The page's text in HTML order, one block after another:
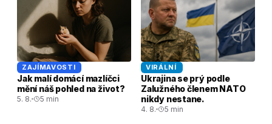
ZAJÍMAVOSTI
Jak malí domácí mazlíčci
mění náš pohled na život?
5. 8. 5 min
VIRÁLNÍ
Ukrajina se prý podle
Zalužného členem NATO
nikdy nestane.
4. 8. 5 min